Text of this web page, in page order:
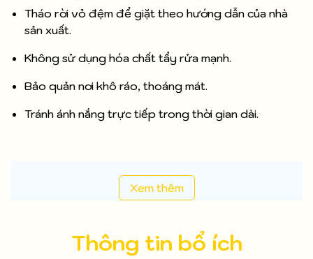
Tháo rời vỏ đệm để giặt theo hướng dẫn của nhà
sản xuất.
Không sử dụng hóa chất tẩy rửa mạnh.
Bảo quản nơi khô ráo, thoáng mát.
Tránh ánh nắng trực tiếp trong thời gian dài.
Xem thêm
Thông tin bổ ích